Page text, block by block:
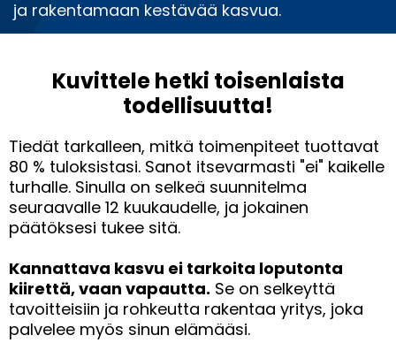
ja rakentamaan kestävää kasvua.
Kuvittele hetki toisenlaista
todellisuutta!
Tiedät tarkalleen, mitkä toimenpiteet tuottavat
80 % tuloksistasi. Sanot itsevarmasti "ei" kaikelle
turhalle. Sinulla on selkeä suunnitelma
seuraavalle 12 kuukaudelle, ja jokainen
päätöksesi tukee sitä.
Kannattava kasvu ei tarkoita loputonta
kiirettä, vaan vapautta. Se on selkeyttä
tavoitteisiin ja rohkeutta rakentaa yritys, joka
palvelee myös sinun elämääsi.